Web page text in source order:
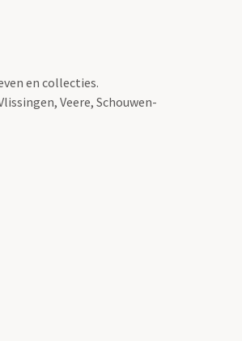
en collecties.
Veere, Schouwen-